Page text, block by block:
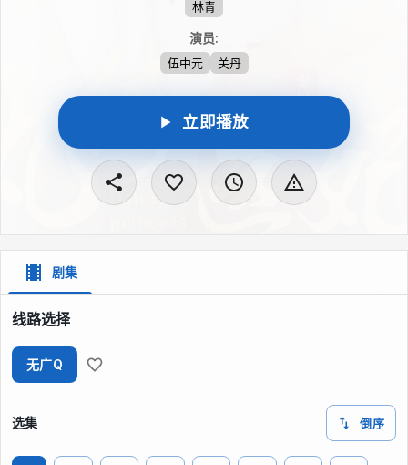
林青
演员:
伍中元 关丹
立即播放
剧集
线路选择
无广Q
选集 倒序